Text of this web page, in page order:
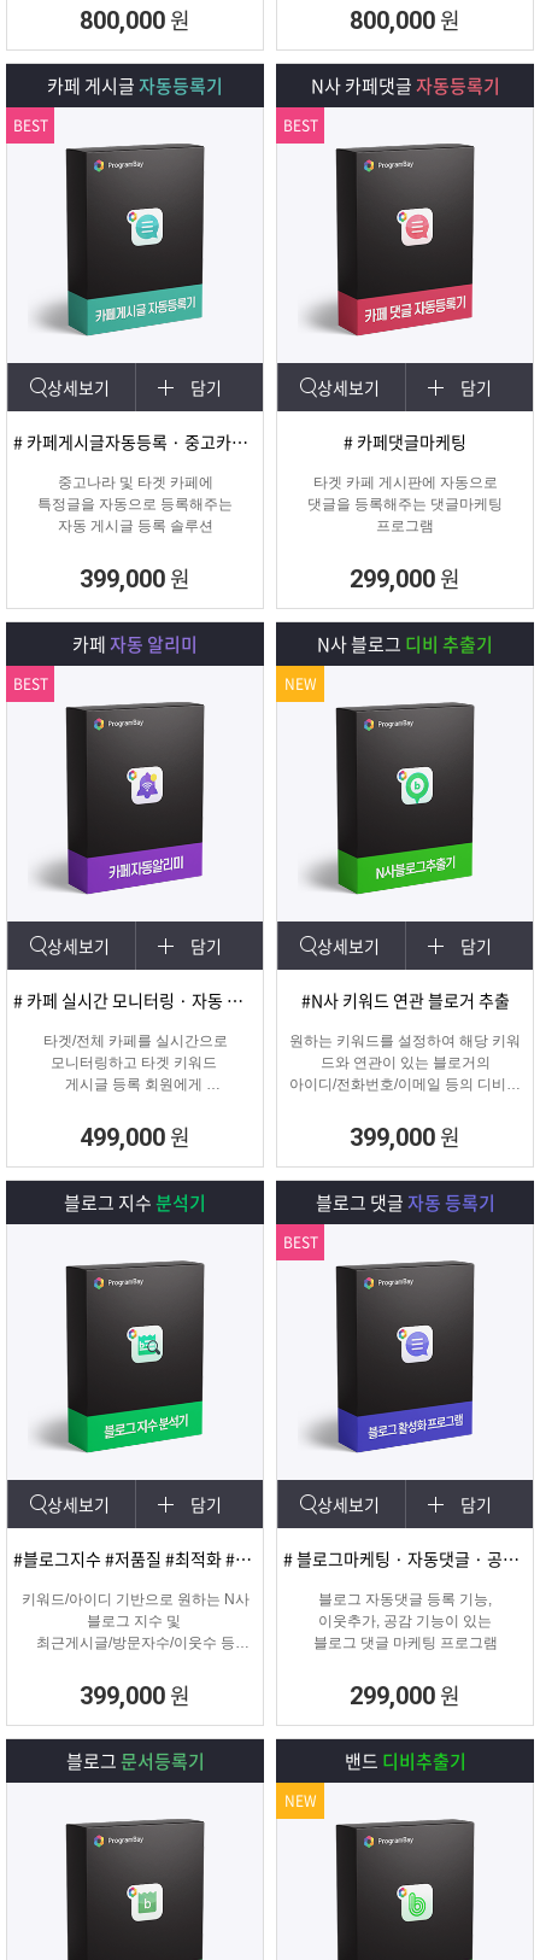
회원 수, 제목개수 , 내용개수, 댓글개
수, 가입조건,
글쓰기조건 별로 추출하여 얼마나 활
성화가 되어
있는지를 체크하여 효과가 있을만한
확인하여 효과적인 바이럴 마케팅을
진행할 수 있도록
800,000 원 800,000 원
카페 게시글자동등록기
상세보기 담기
# 카페게시글자동등록 · 중고카페글쓰기
중고나라 및 타겟 카페에
특정글을 자동으로 등록해주는
자동 게시글 등록 솔루션
399,000 원
BEST
N사 카페댓글자동등록기
상세보기 담기
# 카페댓글마케팅
타겟 카페 게시판에 자동으로
댓글을 등록해주는 댓글마케팅
프로그램
299,000 원
BEST
카페자동 알리미
상세보기 담기
# 카페 실시간 모니터링 · 자동 쪽지/메일발송
타겟/전체 카페를 실시간으로
모니터링하고 타겟 키워드
게시글 등록 회원에게
프로그램
499,000 원
BEST
N사 블로그 디비 추출기
상세보기 담기
#N사 키워드 연관 블로거 추출
원하는 키워드를 설정하여 해당 키워
드와 연관이 있는 블로거의
아이디/전화번호/이메일 등의 디비를
실질적으로 효과적인 디비를 추출 할
수 있는 프로그램
399,000 원
NEW
블로그 지수분석기
상세보기 담기
#블로그지수 #저품질 #최적화 #블로그품질확인
키워드/아이디 기반으로 원하는 N사
블로그 지수 및
최근게시글/방문자수/이웃수 등
램
399,000 원
블로그 댓글자동 등록기
상세보기 담기
# 블로그마케팅 · 자동댓글 · 공감 · 이웃추가 · 서로이웃추가 · 서이추 · 스크랩
블로그 자동댓글 등록 기능,
이웃추가, 공감 기능이 있는
블로그 댓글 마케팅 프로그램
299,000 원
BEST
블로그문서등록기 밴드 디비추출기
NEW